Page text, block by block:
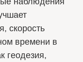
скорость
времени в
геодезия,